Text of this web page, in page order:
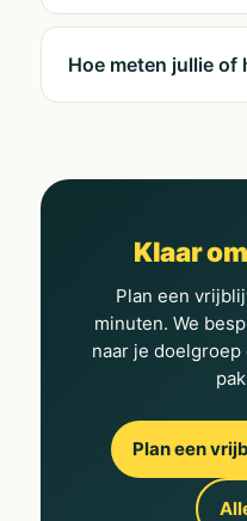
Hoe meten jullie of
Klaar
Plan een
minuten. We
naar je
Plan een